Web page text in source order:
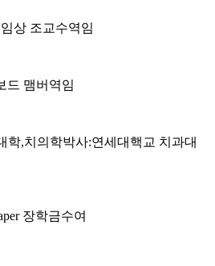
상 조교수역임
드 맴버역임
학,치의학박사:연세대핵교 치과대
장학금수여